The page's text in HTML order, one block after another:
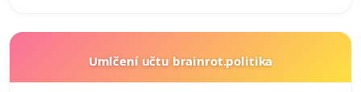
Umlčení učtu brainrot.politika